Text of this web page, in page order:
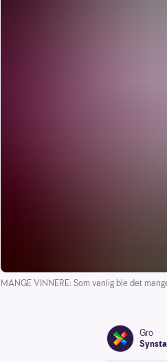
MANGE VINNERE: Som vanlig ble det
Gro